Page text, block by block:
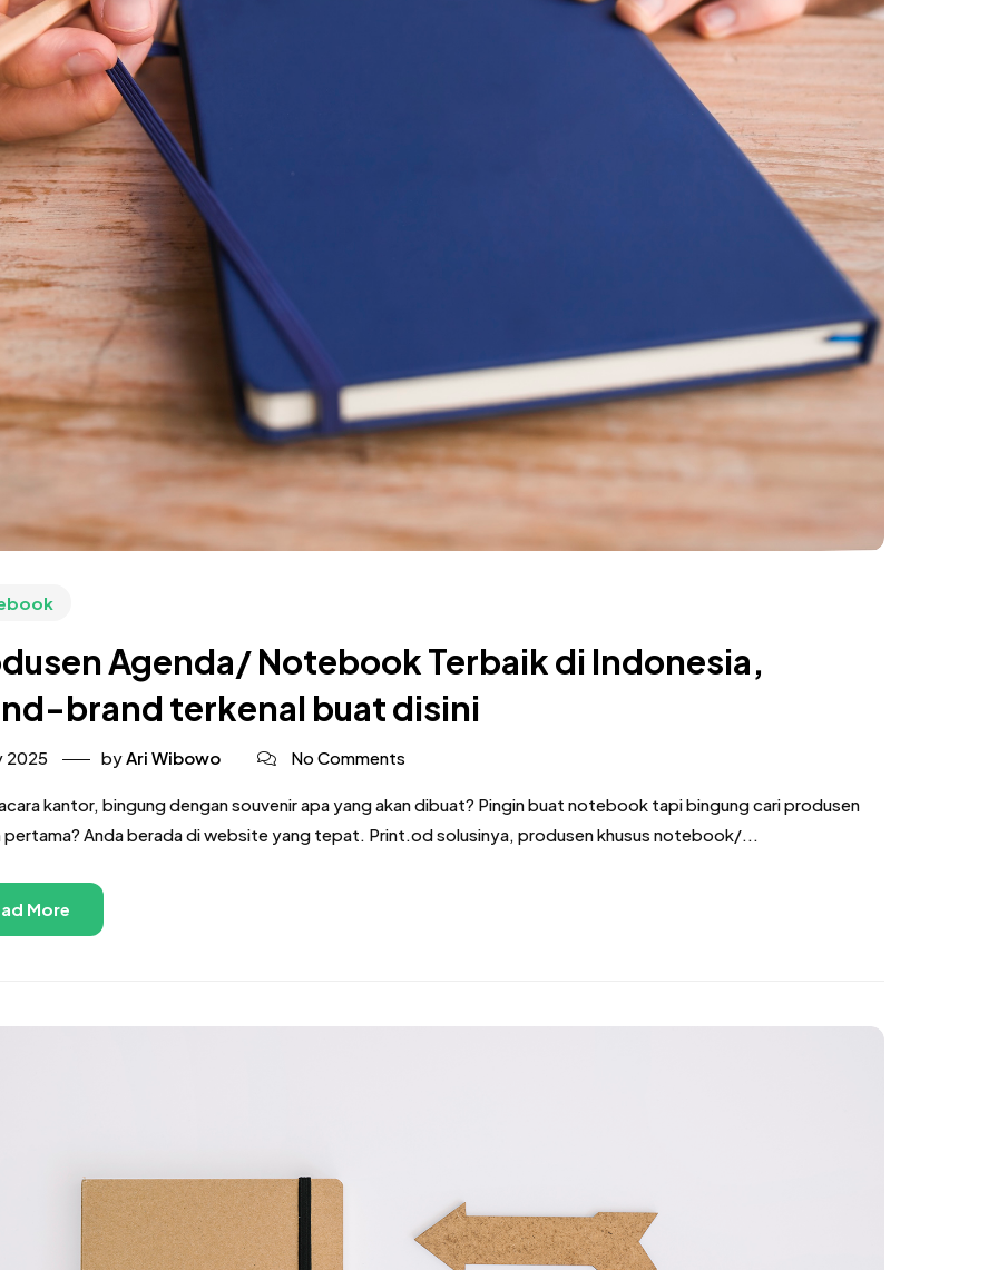
Agenda/ Notebook Terbaik di Indonesia,
brand terkenal buat disini
2025 by Ari Wibowo No Comments
kantor, bingung dengan souvenir apa yang akan dibuat? Pingin buat notebook tapi bingung cari produsen
pertama? Anda berada di website yang tepat. Print.od solusinya, produsen khusus notebook/...
More